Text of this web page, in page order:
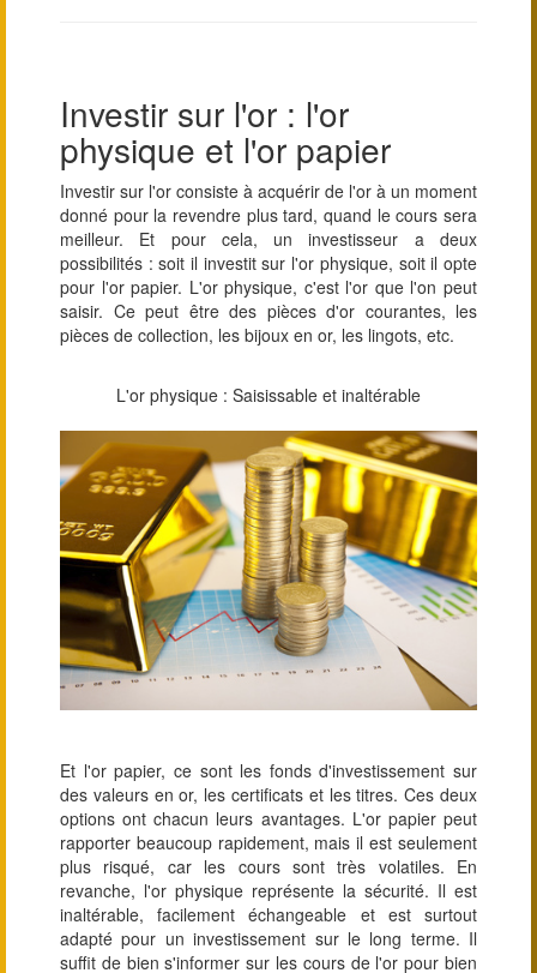
Investir sur l'or : l'or
physique et l'or papier
Investir sur l'or consiste à acquérir de l'or à un moment
donné pour la revendre plus tard, quand le cours sera
meilleur. Et pour cela, un investisseur a deux
possibilités : soit il investit sur l'or physique, soit il opte
pour l'or papier. L'or physique, c'est l'or que l'on peut
saisir. Ce peut être des pièces d'or courantes, les
pièces de collection, les bijoux en or, les lingots, etc.
L'or physique : Saisissable et inaltérable
Et l'or papier, ce sont les fonds d'investissement sur
des valeurs en or, les certificats et les titres. Ces deux
options ont chacun leurs avantages. L'or papier peut
rapporter beaucoup rapidement, mais il est seulement
plus risqué, car les cours sont très volatiles. En
revanche, l'or physique représente la sécurité. Il est
inaltérable, facilement échangeable et est surtout
adapté pour un investissement sur le long terme. Il
suffit de bien s'informer sur les cours de l'or pour bien